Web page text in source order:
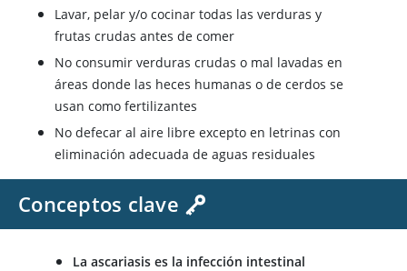
Lavar, pelar y/o cocinar todas las verduras y
frutas crudas antes de comer
No consumir verduras crudas o mal lavadas en
áreas donde las heces humanas o de cerdos se
usan como fertilizantes
No defecar al aire libre excepto en letrinas con
eliminación adecuada de aguas residuales
Conceptos clave
La ascariasis es la infección intestinal